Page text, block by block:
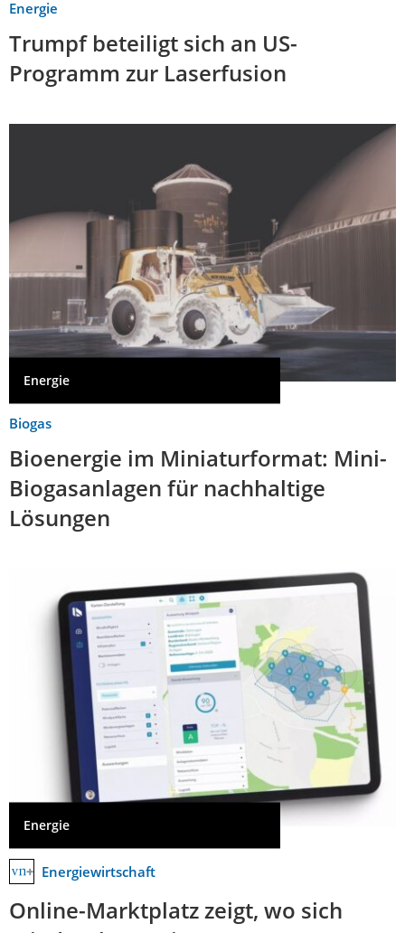
Energie
Trumpf beteiligt sich an US-
Programm zur Laserfusion
Energie
Biogas
Bioenergie im Miniaturformat: Mini-
Biogasanlagen für nachhaltige
Lösungen
Energie
Energiewirtschaft
Online-Marktplatz zeigt, wo sich